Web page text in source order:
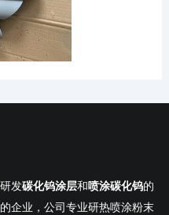
发碳化钨涂层和喷涂碳化钨的
企业，公司专业研热喷涂粉末